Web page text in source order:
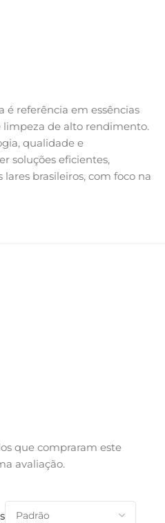
é referência em essências
limpeza de alto rendimento.
qualidade e
soluções eficientes,
brasileiros, com foco na
que compraram este
avaliação.